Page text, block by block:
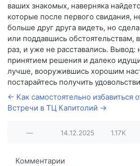
ваших знакомых, наверняка
которые после первого свидания,
больше друг друга видеть, но
или поддавшись обстоятельствам,
раз, и уже не расставались. Вывод:
принятием решения и далеко
лучше, вооружившись хорошим
постарайтесь получить
← Как самостоятельно избавиться
Встречи в ТЦ Капитолий →
— 14.12.2025 1.17K
Комментарии